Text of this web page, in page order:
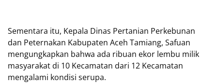
Sementara itu, Kepala Dinas Pertanian Perkebunan
dan Peternakan Kabupaten Aceh Tamiang, Safuan
mengungkapkan bahwa ada ribuan ekor lembu milik
masyarakat di 10 Kecamatan dari 12 Kecamatan
mengalami kondisi serupa.